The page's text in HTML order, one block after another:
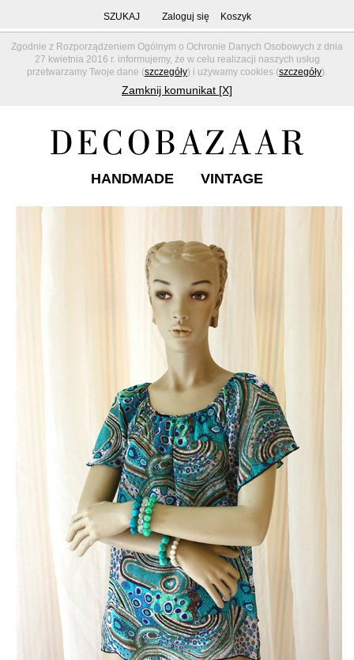
Zgodnie z Rozporządzeniem Ogólnym o Ochronie Danych Osobowych z dnia
27 kwietnia 2016 r. informujemy, że w celu realizacji naszych usług
przetwarzamy Twoje dane (szczegóły) i używamy cookies (szczegóły).
Zamknij komunikat [X]
SZUKAJ Zaloguj się Koszyk
HANDMADE VINTAGE